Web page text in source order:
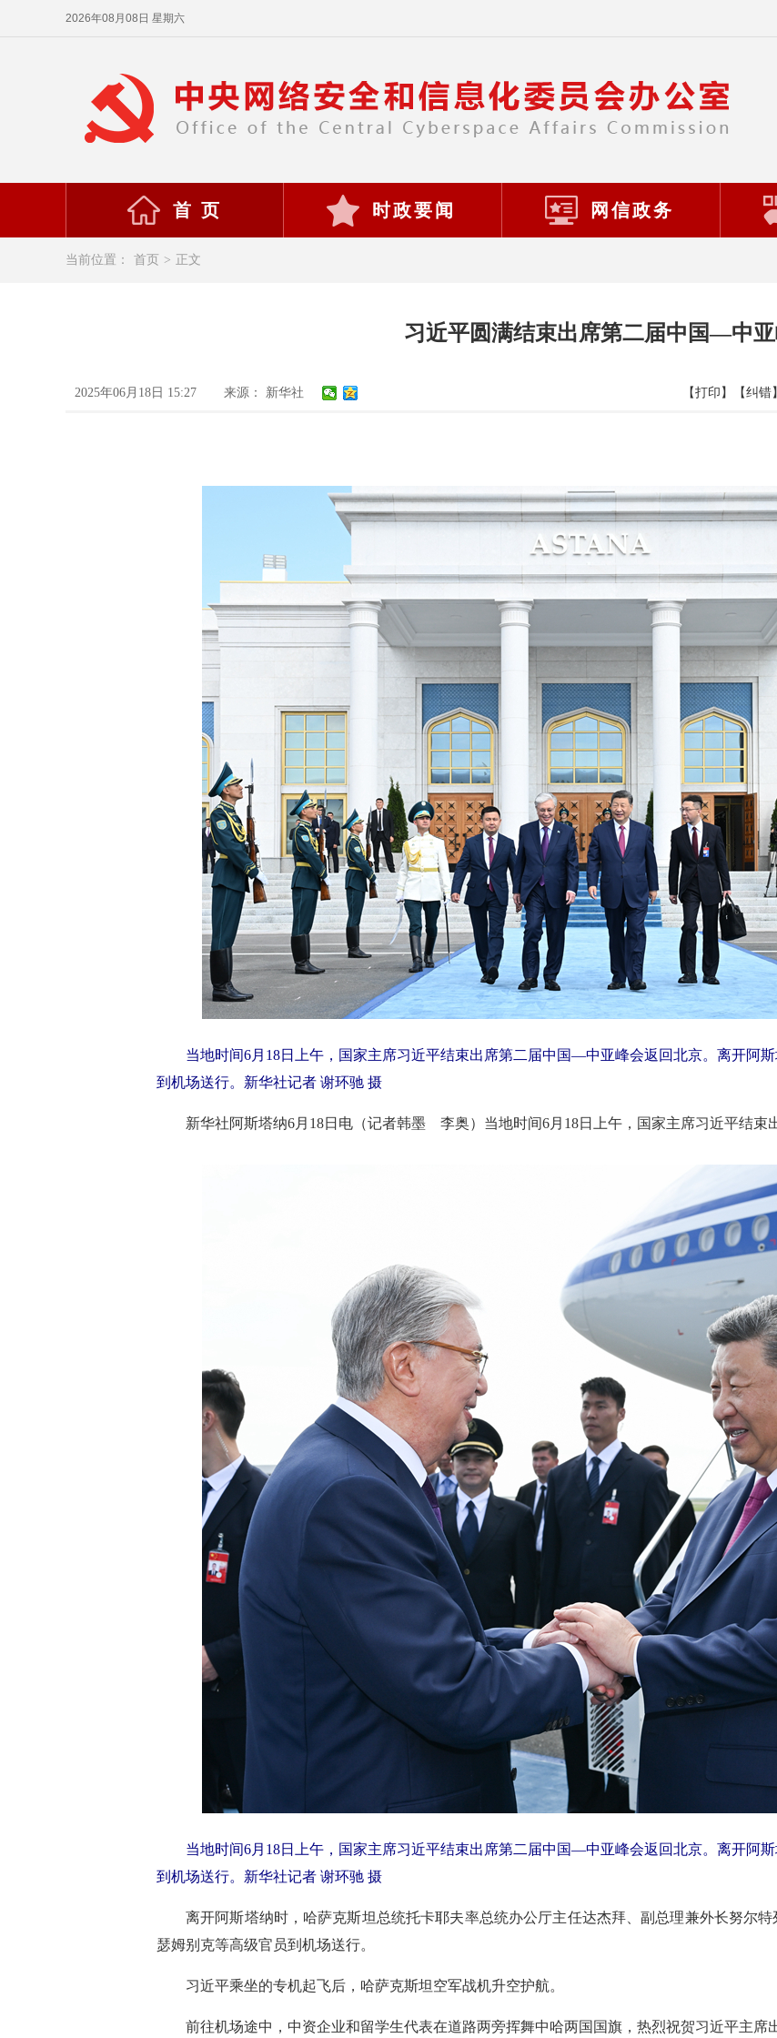
2026年08月08日 星期六
首 页 时政要闻 网信政务
当前位置： 首页 > 正文
习近平圆满结束出席第二届中国—中
2025年06月18日 15:27 来源： 新华社 【打印】 【纠错】
当地时间6月18日上午，国家主席习近平结束出席第二届中国—中亚峰会返回北京。离开阿
到机场送行。新华社记者 谢环驰 摄
新华社阿斯塔纳6月18日电（记者韩墨 李奥）当地时间6月18日上午，国家主席习近平结束
当地时间6月18日上午，国家主席习近平结束出席第二届中国—中亚峰会返回北京。离开阿
到机场送行。新华社记者 谢环驰 摄
离开阿斯塔纳时，哈萨克斯坦总统托卡耶夫率总统办公厅主任达杰拜、副总理兼外长努尔
瑟姆别克等高级官员到机场送行。
习近平乘坐的专机起飞后，哈萨克斯坦空军战机升空护航。
前往机场途中，中资企业和留学生代表在道路两旁挥舞中哈两国国旗，热烈祝贺习近平主席